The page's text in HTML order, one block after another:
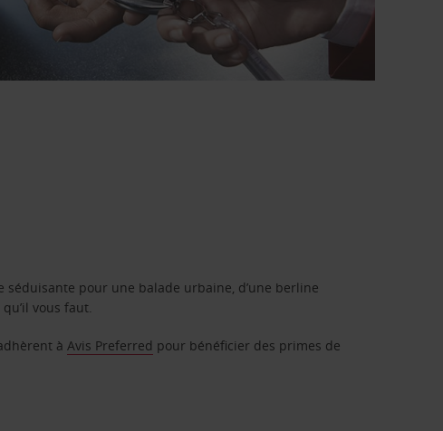
séduisante pour une balade urbaine, d’une berline
vous faut.
àAvis Preferred pour bénéficier des primes de